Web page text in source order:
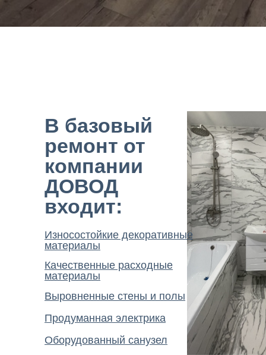
В базовый
ремонт от
компании
ДОВОД
входит:
Износостойкие декоративные
материалы
Качественные расходные
материалы
Выровненные стены и полы
Продуманная электрика
Оборудованный санузел